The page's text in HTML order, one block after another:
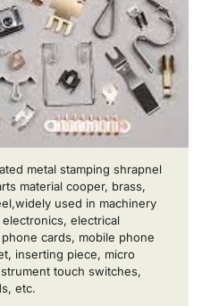
metal stamping shrapnel
material cooper, brass,
used in machinery
electrical
cards, mobile phone
inserting piece, micro
touch switches,
etc.